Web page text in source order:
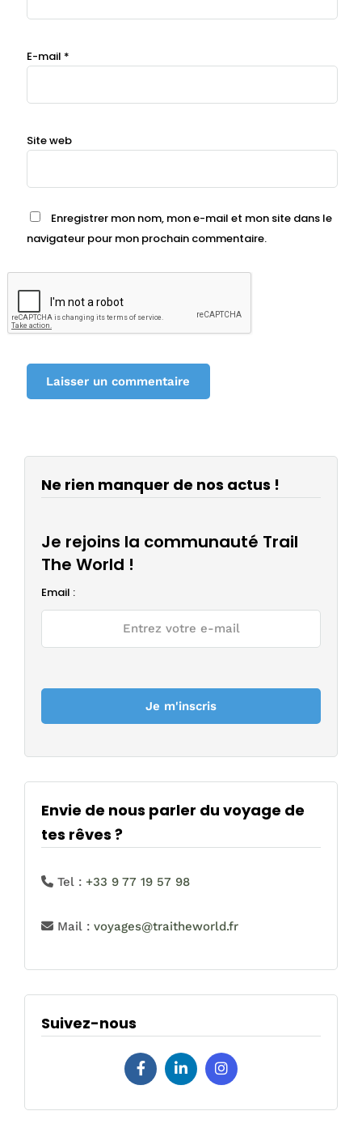
E-mail *
Site web
Enregistrer mon nom, mon e-mail et mon site dans le
navigateur pour mon prochain commentaire.
Ne rien manquer de nos actus !
Je rejoins la communauté Trail
The World !
Email :
Envie de nous parler du voyage de
tes rêves ?
Tel : +33 9 77 19 57 98
Mail : voyages@traitheworld.fr
Suivez-nous